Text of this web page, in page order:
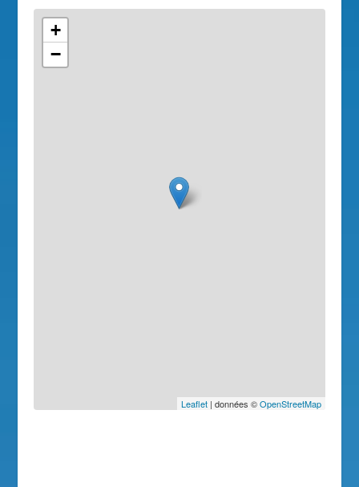
+
−
Leaflet| données ©OpenStreetMap